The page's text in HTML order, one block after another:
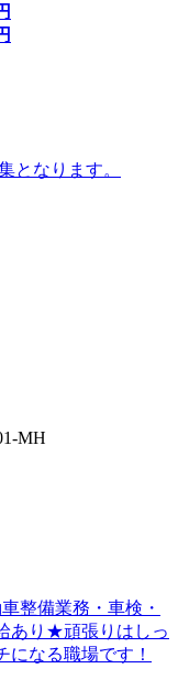
となります。
MH
整備業務・車検・
あり★頑張りはしっ
なる職場です！